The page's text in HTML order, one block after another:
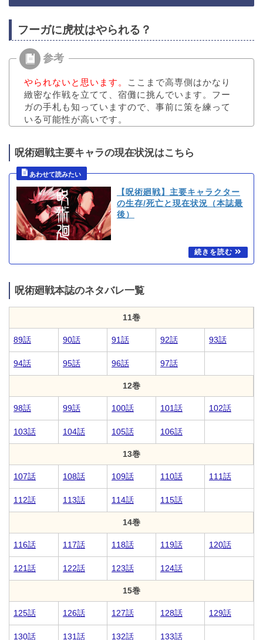
フーガに虎杖はやられる？
やられないと思います。
ここまで高専側はかなり
緻密な作戦を立てて、宿儺に挑んでいます。フー
ガの手札も知っていますので、事前に策を練って
いる可能性が高いです。
呪術廻戦主要キャラの現在状況はこちら
【呪術廻戦】主要キャラクター
の生存/死亡と現在状況（本誌最
後）
呪術廻戦本誌のネタバレ一覧
11巻
89話 90話 91話 92話 93話
94話 95話 96話 97話
12巻
98話 99話 100話 101話 102話
103話 104話 105話 106話
13巻
107話 108話 109話 110話 111話
112話 113話 114話 115話
14巻
116話 117話 118話 119話 120話
121話 122話 123話 124話
15巻
125話 126話 127話 128話 129話
130話 131話 132話 133話